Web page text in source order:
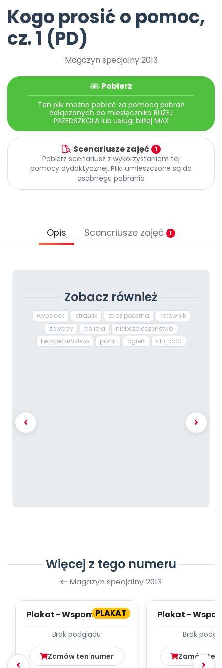
Pomoc
Promocje
Kogo prosić o pomoc,
cz. 1 (PD)
Magazyn specjalny 2013
Pobierz
Ten plik można pobrać za pomocą pobrań
dołączanych do miesięcznika BLIŻEJ
PRZEDSZKOLA lub usługi bliżej MAX
Scenariusze zajęć 1
Pobierz scenariusz z wykorzystaniem tej
pomocy dydaktycznej. Pliki umieszczone są do
osobnego pobrania
Opis Scenariusze zajęć 1
Zobacz również
wypadek strażak straż pożarna
ratownik
zawody
policja
niebezpieczeństwo
bezpieczeństwo
pożar ogień choroba
Więcej z tego numeru
Magazyn specjalny 2013
PLAKAT
Plakat - Wspomnienia z
Brak podglądu
Zamów ten numer
Plakat -
Brak
Zamów ten